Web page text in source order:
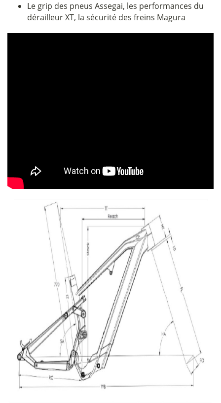
Le grip des pneus Assegai, les performances du
dérailleur XT, la sécurité des freins Magura